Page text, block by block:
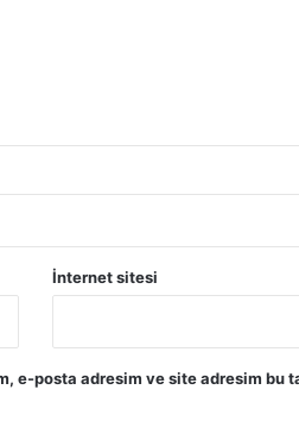
İnternet sitesi
e-posta adresim ve site adresim bu